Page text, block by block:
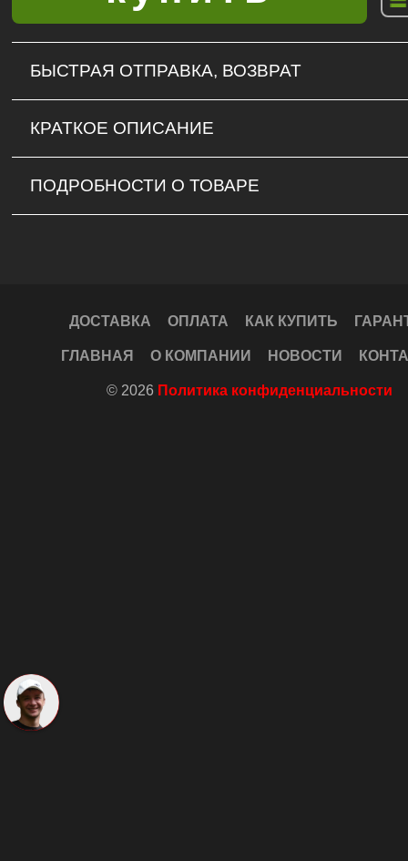
БЫСТРАЯ ОТПРАВКА, ВОЗВРАТ
КРАТКОЕ ОПИСАНИЕ
ПОДРОБНОСТИ О ТОВАРЕ
ДОСТАВКА ОПЛАТА КАК КУПИТЬ
ГЛАВНАЯ О КОМПАНИИ НОВОСТИ
© 2026 Политика конфиденциальности